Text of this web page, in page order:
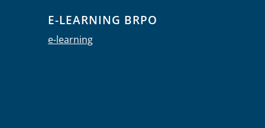
E-LEARNING BRPO
e-learning